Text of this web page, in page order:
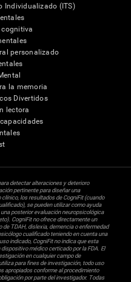
Individualizado (ITS)
personalizado
la memoria
Divertidos
lectora
detectar alteraciones y deterioro
pertinente para diseñar una
los resultados de CogniFit (cuando
se pueden utilizar como ayuda
posterior evaluación neuropsicológica
CogniFit no ofrece directamente un
TDAH, dislexia, demencia o enfermedad
cualificado teniendo en cuenta una
indicado, CogniFit no indica que esta
médico certicado por la FDA. El
en cualquier campo de
para fines de investigación, todo uso
apropiados conforme al procedimiento
por parte del investigador. Todas